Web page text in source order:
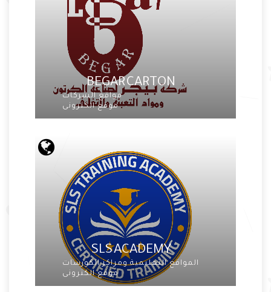
BEGAR CARTON
مواقع الشركات
موقع الكترونى
SLS ACADEMY
المواقع التعليمية ومراكز الكورسات
موقع الكترونى